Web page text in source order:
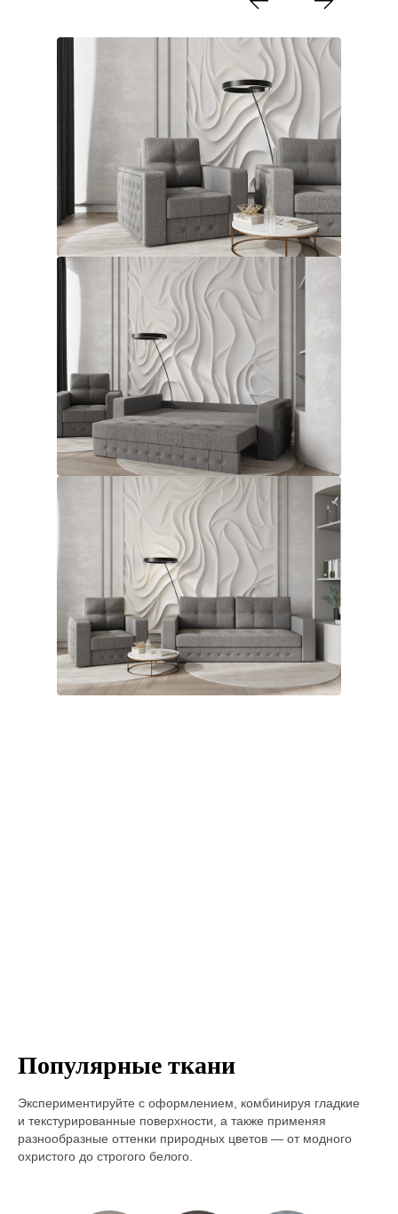
Популярные ткани
Экспериментируйте с оформлением, комбинируя гладкие
и текстурированные поверхности, а также применяя
разнообразные оттенки природных цветов — от модного
охристого до строгого белого.